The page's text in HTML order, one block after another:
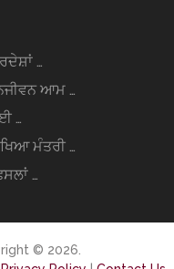
…
ਆਮ …
…
ਮੰਤਰੀ …
…
© 2026.